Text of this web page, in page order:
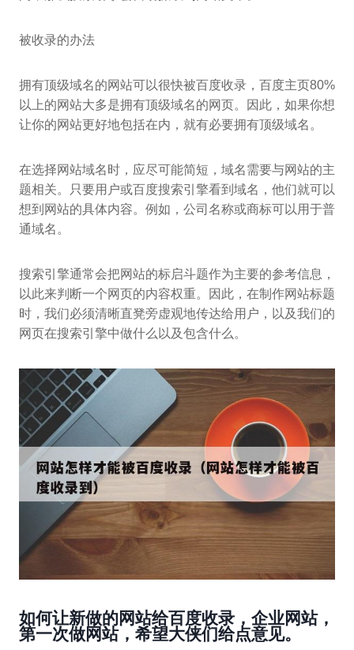
被收录的办法
拥有顶级域名的网站可以很快被百度收录，百度主页80%
以上的网站大多是拥有顶级域名的网页。因此，如果你想
让你的网站更好地包括在内，就有必要拥有顶级域名。
在选择网站域名时，应尽可能简短，域名需要与网站的主
题相关。只要用户或百度搜索引擎看到域名，他们就可以
想到网站的具体内容。例如，公司名称或商标可以用于普
通域名。
搜索引擎通常会把网站的标启斗题作为主要的参考信息，
以此来判断一个网页的内容权重。因此，在制作网站标题
时，我们必须清晰直凳旁虚观地传达给用户，以及我们的
网页在搜索引擎中做什么以及包含什么。
如何让新做的网站给百度收录，企业网站，
第一次做网站，希望大侠们给点意见。